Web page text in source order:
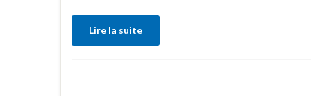
Lire la suite